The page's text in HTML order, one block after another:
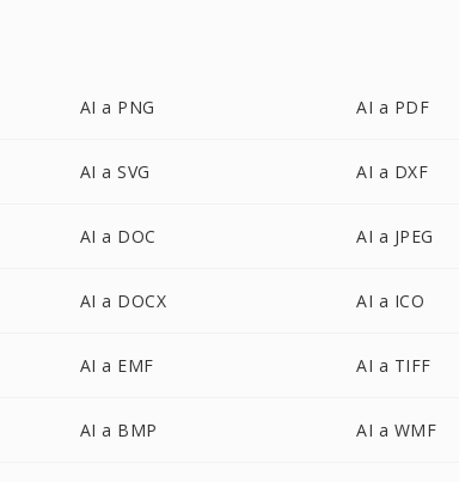
AI a PNG AI a PDF
AI a SVG AI a DXF
AI a DOC AI a JPEG
AI a DOCX AI a ICO
AI a EMF AI a TIFF
AI a BMP AI a WMF